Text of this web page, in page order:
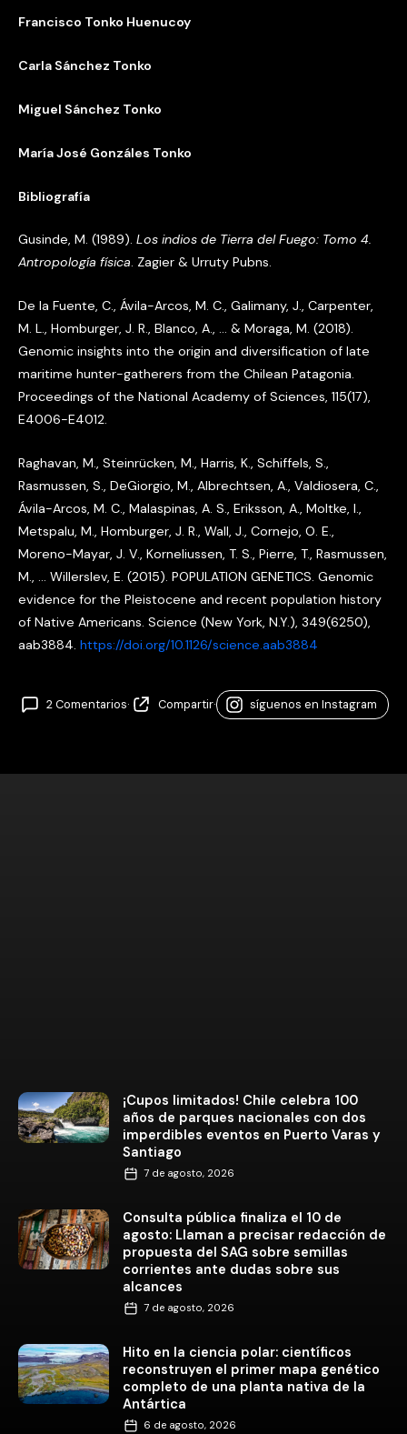
Francisco Tonko Huenucoy
Carla Sánchez Tonko
Miguel Sánchez Tonko
María José Gonzáles Tonko
Bibliografía
Gusinde, M. (1989). Los indios de Tierra del Fuego: Tomo 4.
Antropología física. Zagier & Urruty Pubns.
De la Fuente, C., Ávila-Arcos, M. C., Galimany, J., Carpenter,
M. L., Homburger, J. R., Blanco, A., … & Moraga, M. (2018).
Genomic insights into the origin and diversification of late
maritime hunter-gatherers from the Chilean Patagonia.
Proceedings of the National Academy of Sciences, 115(17),
E4006-E4012.
Raghavan, M., Steinrücken, M., Harris, K., Schiffels, S.,
Rasmussen, S., DeGiorgio, M., Albrechtsen, A., Valdiosera, C.,
Ávila-Arcos, M. C., Malaspinas, A. S., Eriksson, A., Moltke, I.,
Metspalu, M., Homburger, J. R., Wall, J., Cornejo, O. E.,
Moreno-Mayar, J. V., Korneliussen, T. S., Pierre, T., Rasmussen,
M., … Willerslev, E. (2015). POPULATION GENETICS. Genomic
evidence for the Pleistocene and recent population history
of Native Americans. Science (New York, N.Y.), 349(6250),
aab3884. https://doi.org/10.1126/science.aab3884
2 Comentarios· Compartir· síguenos en Instagram
¡Cupos limitados! Chile celebra 100
años de parques nacionales con dos
imperdibles eventos en Puerto Varas y
Santiago
7 de agosto, 2026
Consulta pública finaliza el 10 de
agosto: Llaman a precisar redacción de
propuesta del SAG sobre semillas
corrientes ante dudas sobre sus
alcances
7 de agosto, 2026
Hito en la ciencia polar: científicos
reconstruyen el primer mapa genético
completo de una planta nativa de la
Antártica
6 de agosto, 2026